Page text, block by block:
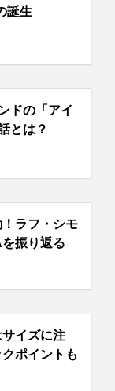
誕生
ドの「アイ
とは？
ラフ・シモ
振り返る
イズに注
ポイントも